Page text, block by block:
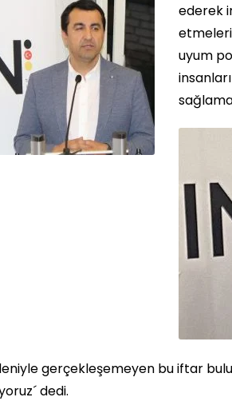
ederek
etmeleri
uyum
gerçekleşemeyen bu iftar
dedi.